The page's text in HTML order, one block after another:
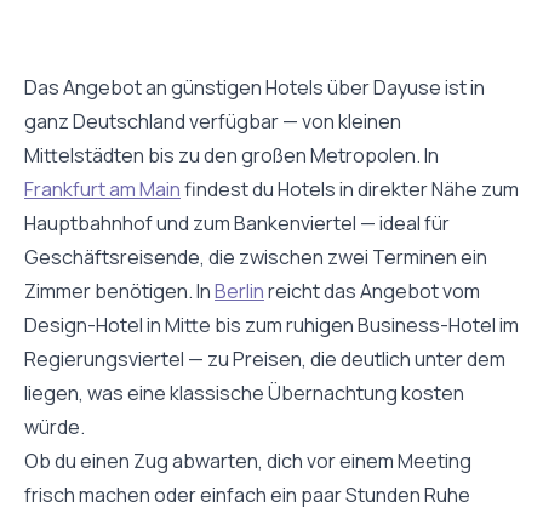
Das Angebot an günstigen Hotels über Dayuse ist in
ganz Deutschland verfügbar — von kleinen
Mittelstädten bis zu den großen Metropolen. In
Frankfurt am Mainfindest du Hotels in direkter Nähe zum
Hauptbahnhof und zum Bankenviertel — ideal für
Geschäftsreisende, die zwischen zwei Terminen ein
Zimmer benötigen. InBerlinreicht das Angebot vom
Design-Hotel in Mitte bis zum ruhigen Business-Hotel im
Regierungsviertel — zu Preisen, die deutlich unter dem
liegen, was eine klassische Übernachtung kosten
würde.
Ob du einen Zug abwarten, dich vor einem Meeting
frisch machen oder einfach ein paar Stunden Ruhe